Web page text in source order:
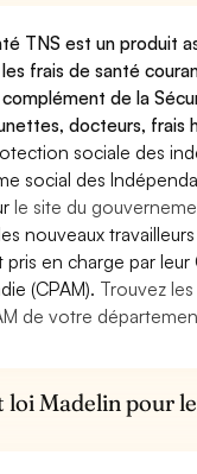
TNS est un produit
frais de santé
de la
docteurs, frais
sociale des
social des
le site du
nouveaux
en charge par leur
(CPAM). Trouvez
de votre
loi Madelin pour